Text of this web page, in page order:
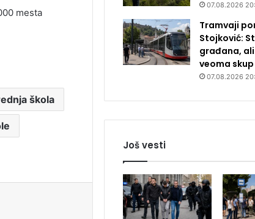
mesta
škola
07.08.2026
Tramvaji
Stojković:
građana,
veoma skup
07.08.2026
Još vesti